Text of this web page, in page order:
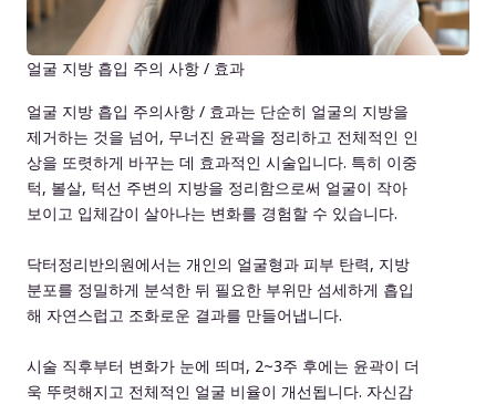
얼굴 지방 흡입 주의 사항 / 효과
얼굴 지방 흡입 주의사항 / 효과는 단순히 얼굴의 지방을
제거하는 것을 넘어, 무너진 윤곽을 정리하고 전체적인 인
상을 또렷하게 바꾸는 데 효과적인 시술입니다. 특히 이중
턱, 볼살, 턱선 주변의 지방을 정리함으로써 얼굴이 작아
보이고 입체감이 살아나는 변화를 경험할 수 있습니다.
닥터정리반의원에서는 개인의 얼굴형과 피부 탄력, 지방
분포를 정밀하게 분석한 뒤 필요한 부위만 섬세하게 흡입
해 자연스럽고 조화로운 결과를 만들어냅니다.
시술 직후부터 변화가 눈에 띄며, 2~3주 후에는 윤곽이 더
욱 뚜렷해지고 전체적인 얼굴 비율이 개선됩니다. 자신감